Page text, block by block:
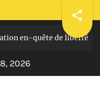
en-quête de liberté
2026